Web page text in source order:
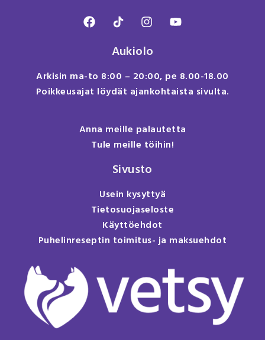
Aukiolo
Arkisin ma-to 8:00 – 20:00, pe 8.00-18.00
Poikkeusajat löydät ajankohtaista sivulta.
Anna meille palautetta
Tule meille töihin!
Sivusto
Usein kysyttyä
Tietosuojaseloste
Käyttöehdot
Puhelinreseptin toimitus- ja maksuehdot